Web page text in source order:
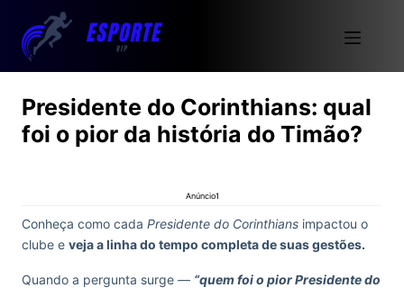
Presidente do Corinthians: qual
foi o pior da história do Timão?
Anúncio1
Conheça como cada Presidente do Corinthians impactou o
clube e veja a linha do tempo completa de suas gestões.
Quando a pergunta surge — “quem foi o pior Presidente do